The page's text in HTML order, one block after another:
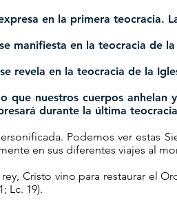
en la primera teocracia.
en la teocracia de la
en la teocracia de la
nuestros cuerpos anhelan
la última
Podemos ver estas
en sus diferentes viajes al
Cristo vino para restaurar el
Lc. 19).